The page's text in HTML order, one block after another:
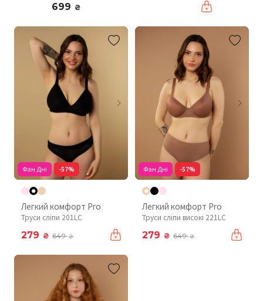
699 ₴
Фан Дні -57%
Легкий комфорт Pro
Труси сліпи 201LC
279 ₴ 649₴
Фан Дні -57%
Легкий комфорт Pro
Труси сліпи високі 221LC
279 ₴ 649₴